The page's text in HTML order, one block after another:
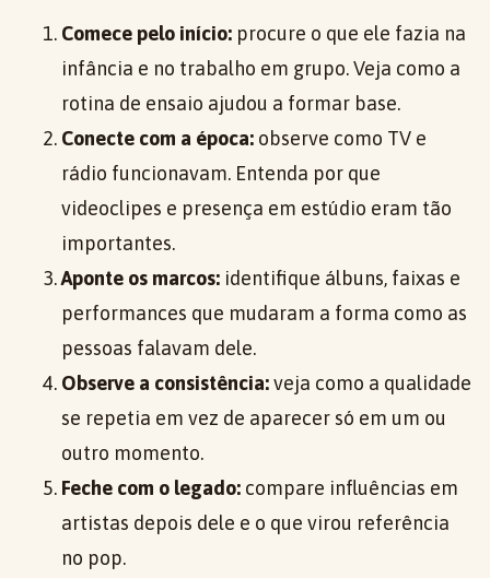
Comece pelo início: procure o que ele fazia na
infância e no trabalho em grupo. Veja como a
rotina de ensaio ajudou a formar base.
Conecte com a época: observe como TV e
rádio funcionavam. Entenda por que
videoclipes e presença em estúdio eram tão
importantes.
Aponte os marcos: identifique álbuns, faixas e
performances que mudaram a forma como as
pessoas falavam dele.
Observe a consistência:veja como a qualidade
se repetia em vez de aparecer só em um ou
outro momento.
Feche com o legado: compare influências em
artistas depois dele e o que virou referência
no pop.